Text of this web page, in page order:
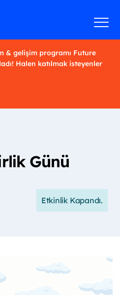
& gelişim programı Future
Halen katılmak isteyenler
Günü
Etkinlik Kapandı.